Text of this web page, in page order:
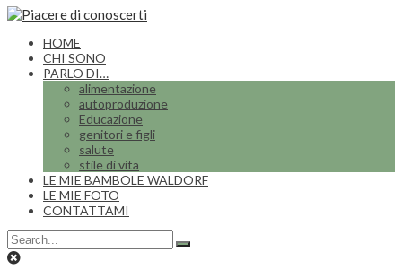
HOME
CHI SONO
PARLO DI…
alimentazione
autoproduzione
Educazione
genitori e figli
salute
stile di vita
LE MIE BAMBOLE WALDORF
LE MIE FOTO
CONTATTAMI